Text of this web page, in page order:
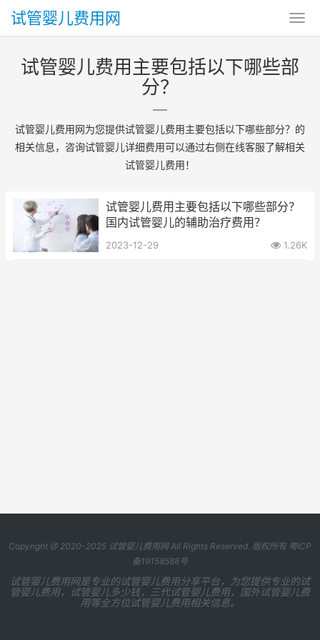
试管婴儿费用网
试管婴儿费用主要包括以下哪些部
分？
试管婴儿费用网为您提供试管婴儿费用主要包括以下哪些部分？的
相关信息，咨询试管婴儿详细费用可以通过右侧在线客服了解相关
试管婴儿费用！
试管婴儿费用主要包括以下哪些部分？
国内试管婴儿的辅助治疗费用？
2023-12-29 1.26K
Copyright @ 2020-2025 试管婴儿费用网All Rights Reserved. 版权所有 粤ICP
备19158588号
试管婴儿费用网是专业的试管婴儿费用分享平台，为您提供专业的试
管婴儿费用，试管婴儿多少钱，三代试管婴儿费用，国外试管婴儿费
用等全方位试管婴儿费用相关信息。